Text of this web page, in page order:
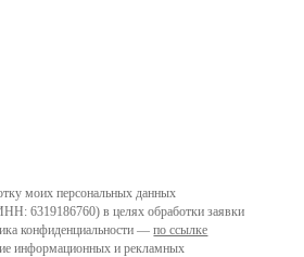
моих персональных данных
6319186760) в целях обработки заявки
конфиденциальности —по ссылке
информационных и рекламных